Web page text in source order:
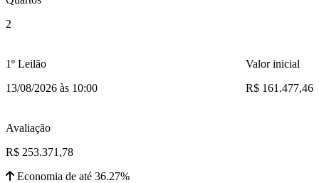
2
1º Leilão
13/08/2026 às 10:00
Valor inicial
R$ 161.477,46
Avaliação
R$ 253.371,78
Economia de até 36.27%